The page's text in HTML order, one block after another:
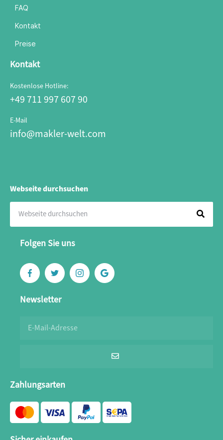
FAQ
Kontakt
Preise
Kontakt
Kostenlose Hotline:
+49 711 997 607 90
E-Mail
info@makler-welt.com
Webseite durchsuchen
Folgen Sie uns
Newsletter
Zahlungsarten